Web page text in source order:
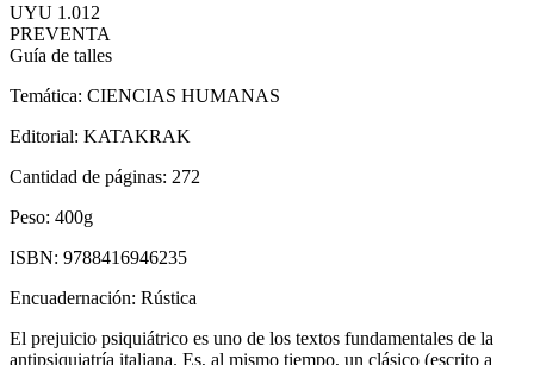
UYU 1.012
PREVENTA
Guía de talles
Temática: CIENCIAS HUMANAS
Editorial: KATAKRAK
Cantidad de páginas: 272
Peso: 400g
ISBN: 9788416946235
Encuadernación: Rústica
El prejuicio psiquiátrico es uno de los textos fundamentales de la
antipsiquiatría italiana. Es, al mismo tiempo, un clásico (escrito a